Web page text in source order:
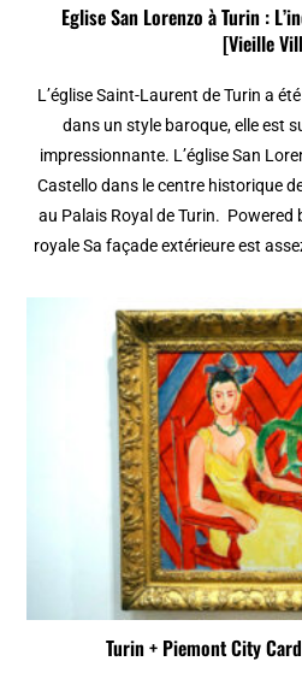
Eglise San Lorenzo à Turin :
[Vieille
L’église Saint-Laurent de Turin a
dans un style baroque, elle est
impressionnante. L’église San
Castello dans le centre historique
au Palais Royal de Turin. Powered
royale Sa façade extérieure est
Turin + Piemont City